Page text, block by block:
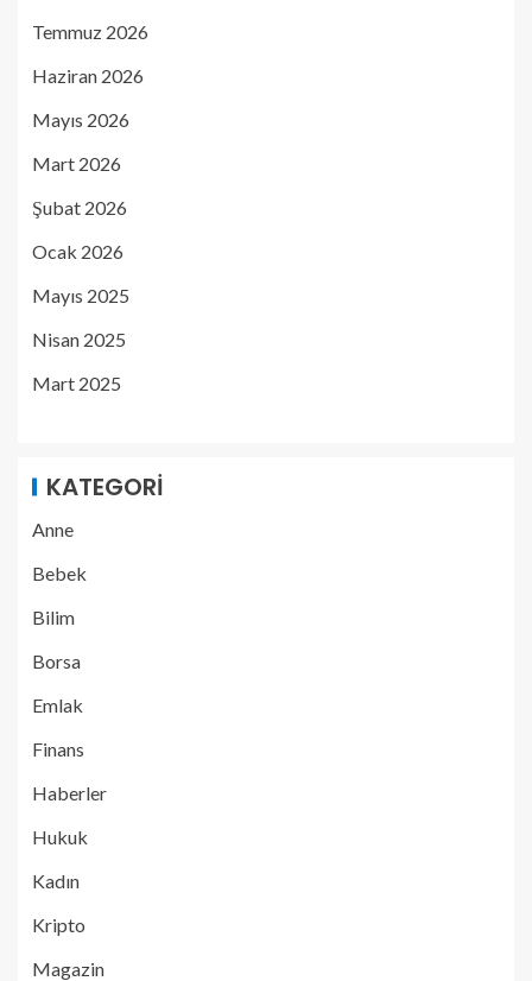
Temmuz 2026
Haziran 2026
Mayıs 2026
Mart 2026
Şubat 2026
Ocak 2026
Mayıs 2025
Nisan 2025
Mart 2025
KATEGORI
Anne
Bebek
Bilim
Borsa
Emlak
Finans
Haberler
Hukuk
Kadın
Kripto
Magazin